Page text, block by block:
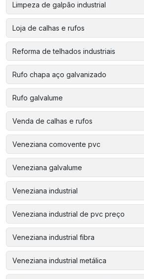
Limpeza de galpão industrial
Loja de calhas e rufos
Reforma de telhados industriais
Rufo chapa aço galvanizado
Rufo galvalume
Venda de calhas e rufos
Veneziana comovente pvc
Veneziana galvalume
Veneziana industrial
Veneziana industrial de pvc preço
Veneziana industrial fibra
Veneziana industrial metálica